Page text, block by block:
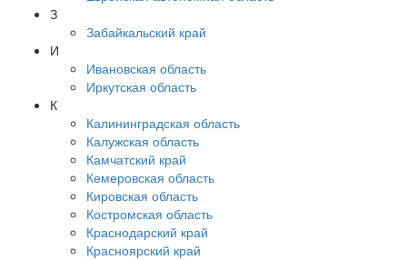
З
Забайкальский край
И
Ивановская область
Иркутская область
К
Калининградская область
Калужская область
Камчатский край
Кемеровская область
Кировская область
Костромская область
Краснодарский край
Красноярский край